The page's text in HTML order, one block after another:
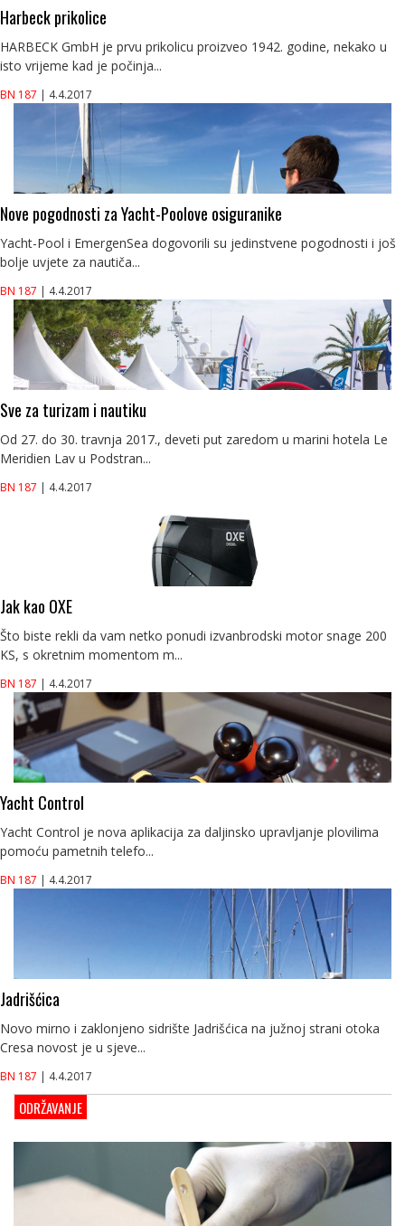
Harbeck prikolice
HARBECK GmbH je prvu prikolicu proizveo 1942. godine, nekako u
isto vrijeme kad je počinja...
BN 187 | 4.4.2017
Nove pogodnosti za Yacht-Poolove osiguranike
Yacht-Pool i EmergenSea dogovorili su jedinstvene pogodnosti i još
bolje uvjete za nautiča...
BN 187 | 4.4.2017
Sve za turizam i nautiku
Od 27. do 30. travnja 2017., deveti put zaredom u marini hotela Le
Meridien Lav u Podstran...
BN 187 | 4.4.2017
Jak kao OXE
Što biste rekli da vam netko ponudi izvanbrodski motor snage 200
KS, s okretnim momentom m...
BN 187 | 4.4.2017
Yacht Control
Yacht Control je nova aplikacija za daljinsko upravljanje plovilima
pomoću pametnih telefo...
BN 187 | 4.4.2017
Jadrišćica
Novo mirno i zaklonjeno sidrište Jadrišćica na južnoj strani otoka
Cresa novost je u sjeve...
BN 187 | 4.4.2017
ODRŽAVANJE